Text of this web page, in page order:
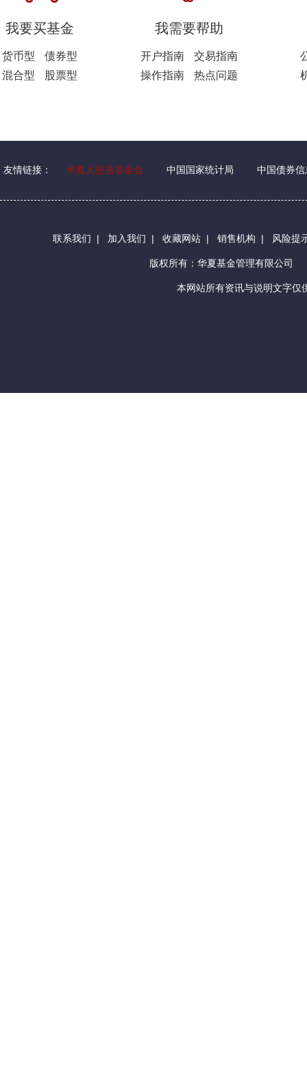
我要买基金
货币型
债券型
混合型
股票型
我需要帮助
开户指南
交易指南
操作指南
热点问题
友情链接： 华夏人慈善基金会 中国国家统计局 中国债券信
联系我们 | 加入我们 | 收藏网站 | 销售机构 | 风险提
版权所有：华夏基金管理有限公司
本网站所有资讯与说明文字仅